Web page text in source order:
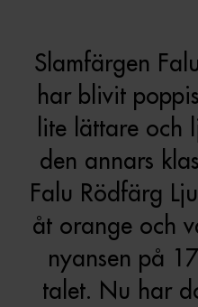
Slamfärgen
har blivit
lite lättare och
den annars
Falu Rödfärg
åt orange och
nyansen på
talet. Nu har